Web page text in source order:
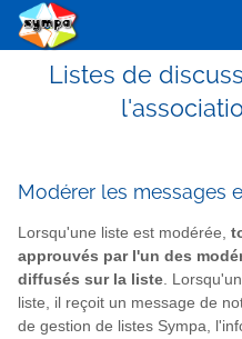
Listes de
Modérer les messages
Lorsqu'une liste est modérée,
approuvés par l'un des
diffusés sur la liste .
liste, il reçoit un message de
de gestion de listes Sympa,